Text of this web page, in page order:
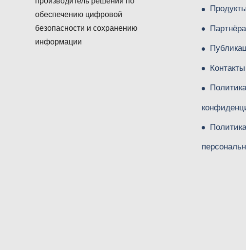
обеспечению цифровой
безопасности и сохранению
информации
Контакты
Политика